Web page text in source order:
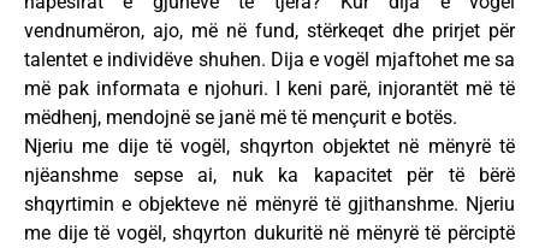
vendnumëron, ajo, më në fund, stërkeqet dhe prirjet për
talentet e individëve shuhen. Dija e vogël mjaftohet me sa
më pak informata e njohuri. I keni parë, injorantët më të
mëdhenj, mendojnë se janë më të mençurit e botës.
Njeriu me dije të vogël, shqyrton objektet në mënyrë të
njëanshme sepse ai, nuk ka kapacitet për të bërë
shqyrtimin e objekteve në mënyrë të gjithanshme. Njeriu
me dije të vogël, shqyrton dukuritë në mënyrë të përciptë